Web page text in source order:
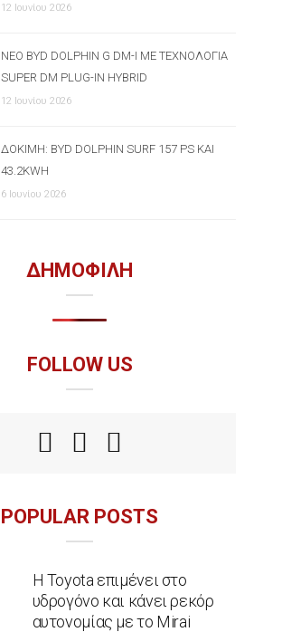
12 Ιουνίου 2026
ΝΈΟ BYD DOLPHIN G DM-I ΜΕ ΤΕΧΝΟΛΟΓΊΑ
SUPER DM PLUG-IN HYBRID
12 Ιουνίου 2026
ΔΟΚΙΜΉ: BYD DOLPHIN SURF 157 PS ΚΑΙ
43.2KWH
6 Ιουνίου 2026
ΔΗΜΟΦΙΛΗ
FOLLOW US
POPULAR POSTS
Η Toyota επιμένει στο
υδρογόνο και κάνει ρεκόρ
αυτονομίας με το Mirai